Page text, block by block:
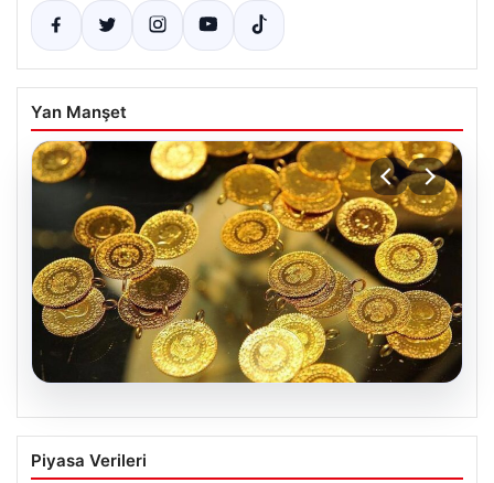
Yan Manşet
05.08.2026
7 Nisan 2026 Güncel Altın Fiyatları ve
Analizi
Piyasa Verileri